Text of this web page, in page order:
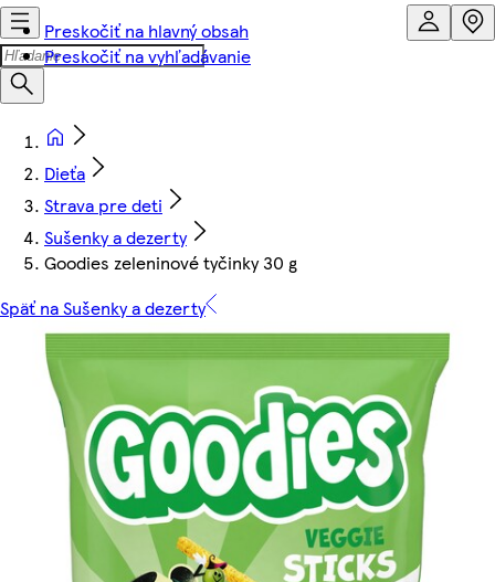
Preskočiť na hlavný obsah
Preskočiť na vyhľadávanie
Dieťa
Strava pre deti
Sušenky a dezerty
Goodies zeleninové tyčinky 30 g
Späť na Sušenky a dezerty